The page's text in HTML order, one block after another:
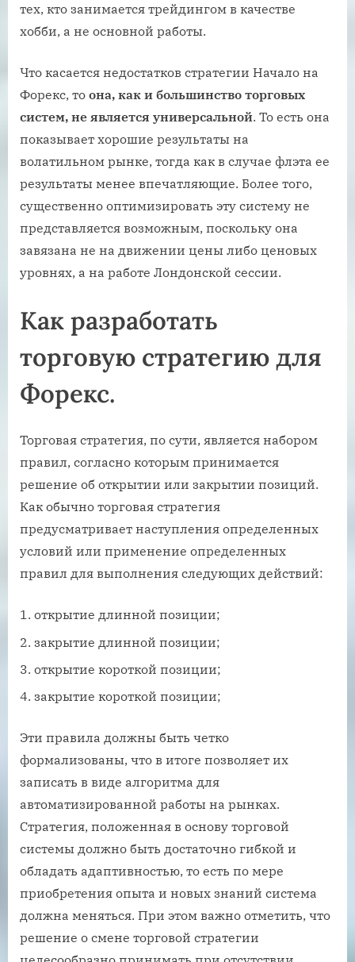
тех, кто занимается трейдингом в качестве
хобби, а не основной работы.
Что касается недостатков стратегии Начало на
Форекс, то она, как и большинство торговых
систем, не является универсальной. То есть она
показывает хорошие результаты на
волатильном рынке, тогда как в случае флэта ее
результаты менее впечатляющие. Более того,
существенно оптимизировать эту систему не
представляется возможным, поскольку она
завязана не на движении цены либо ценовых
уровнях, а на работе Лондонской сессии.
Как разработать
торговую стратегию для
Форекс.
Торговая стратегия, по сути, является набором
правил, согласно которым принимается
решение об открытии или закрытии позиций.
Как обычно торговая стратегия
предусматривает наступления определенных
условий или применение определенных
правил для выполнения следующих действий:
открытие длинной позиции;
закрытие длинной позиции;
открытие короткой позиции;
закрытие короткой позиции;
Эти правила должны быть четко
формализованы, что в итоге позволяет их
записать в виде алгоритма для
автоматизированной работы на рынках.
Стратегия, положенная в основу торговой
системы должно быть достаточно гибкой и
обладать адаптивностью, то есть по мере
приобретения опыта и новых знаний система
должна меняться. При этом важно отметить, что
решение о смене торговой стратегии